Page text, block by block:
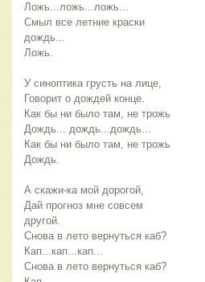
Ложь...ложь...ложь...
Смыл все летние краски
дождь...
Ложь.
У синоптика грусть на лице,
Говорит о дождей конце.
Как бы ни было там, не трожь
Дождь... дождь...дождь...
Как бы ни было там, не трожь
Дождь.
А скажи-ка мой дорогой,
Дай прогноз мне совсем
другой.
Снова в лето вернуться каб?
Кап...кап...кап...
Снова в лето вернуться каб?